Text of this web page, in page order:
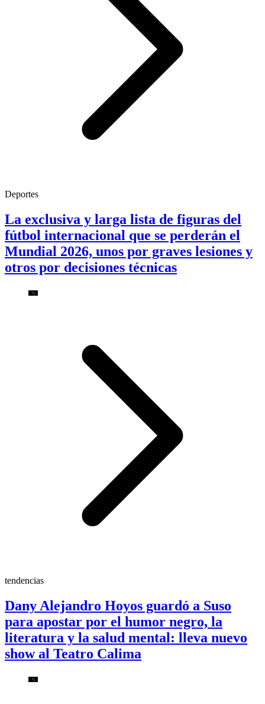
Deportes
La exclusiva y larga lista de figuras del
fútbol internacional que se perderán el
Mundial 2026, unos por graves lesiones y
otros por decisiones técnicas
tendencias
Dany Alejandro Hoyos guardó a Suso
para apostar por el humor negro, la
literatura y la salud mental: lleva nuevo
show al Teatro Calima